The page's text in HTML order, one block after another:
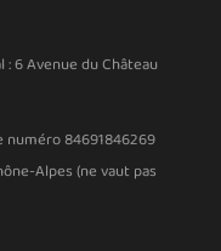
6 Avenue du Château
84691846269
Alpes (ne vaut pas